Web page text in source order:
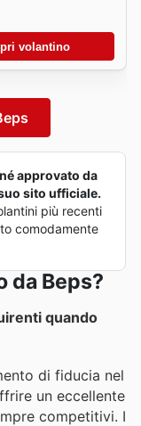
volantino
approvato da
sito ufficiale.
più recenti
comodamente
da Beps?
quando
di fiducia nel
un eccellente
competitivi. I